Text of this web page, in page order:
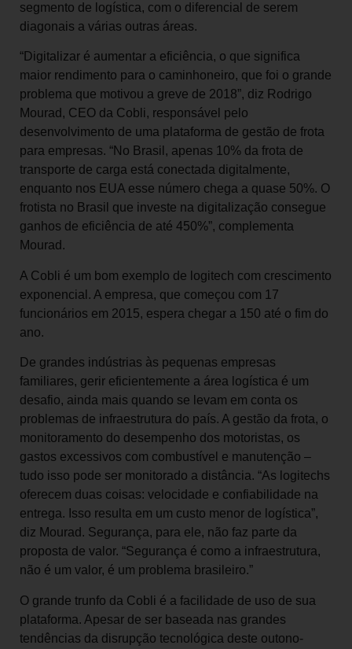
segmento de logística, com o diferencial de serem
diagonais a várias outras áreas.
“Digitalizar é aumentar a eficiência, o que significa
maior rendimento para o caminhoneiro, que foi o grande
problema que motivou a greve de 2018”, diz Rodrigo
Mourad, CEO da Cobli, responsável pelo
desenvolvimento de uma plataforma de gestão de frota
para empresas. “No Brasil, apenas 10% da frota de
transporte de carga está conectada digitalmente,
enquanto nos EUA esse número chega a quase 50%. O
frotista no Brasil que investe na digitalização consegue
ganhos de eficiência de até 450%”, complementa
Mourad.
A Cobli é um bom exemplo de logitech com crescimento
exponencial. A empresa, que começou com 17
funcionários em 2015, espera chegar a 150 até o fim do
ano.
De grandes indústrias às pequenas empresas
familiares, gerir eficientemente a área logística é um
desafio, ainda mais quando se levam em conta os
problemas de infraestrutura do país. A gestão da frota, o
monitoramento do desempenho dos motoristas, os
gastos excessivos com combustível e manutenção –
tudo isso pode ser monitorado a distância. “As logitechs
oferecem duas coisas: velocidade e confiabilidade na
entrega. Isso resulta em um custo menor de logística”,
diz Mourad. Segurança, para ele, não faz parte da
proposta de valor. “Segurança é como a infraestrutura,
não é um valor, é um problema brasileiro.”
O grande trunfo da Cobli é a facilidade de uso de sua
plataforma. Apesar de ser baseada nas grandes
tendências da disrupção tecnológica deste outono-